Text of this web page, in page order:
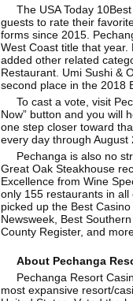
The USA Today
guests to rate their
forms since 2015.
West Coast title that
added other related
Restaurant. Umi Sushi &
second place in the 2018
To cast a vote, visit
Now” button and you will
one step closer toward
every day through August
Pechanga is also no
Great Oak Steakhouse
Excellence from Wine
only 155 restaurants in
picked up the Best
Newsweek, Best
County Register, and
About Pechanga
Pechanga Resort
most expansive resort/